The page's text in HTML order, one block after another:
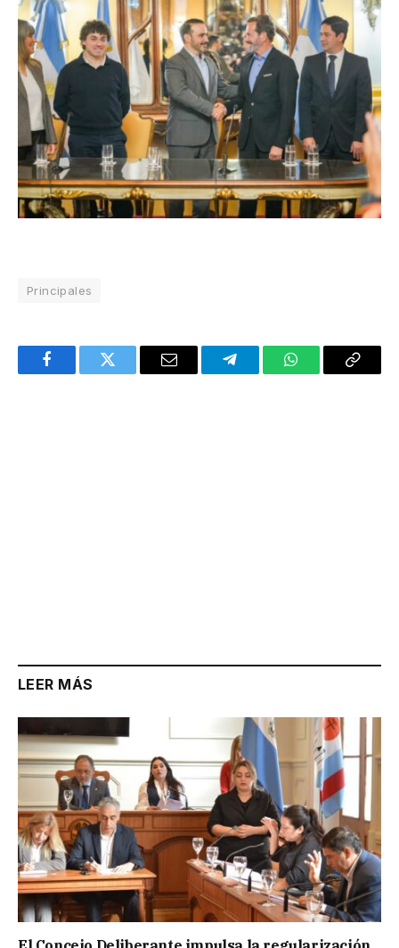
Principales
FacebookTwitter Email TelegramWhatsAppCopy
LEER MÁS